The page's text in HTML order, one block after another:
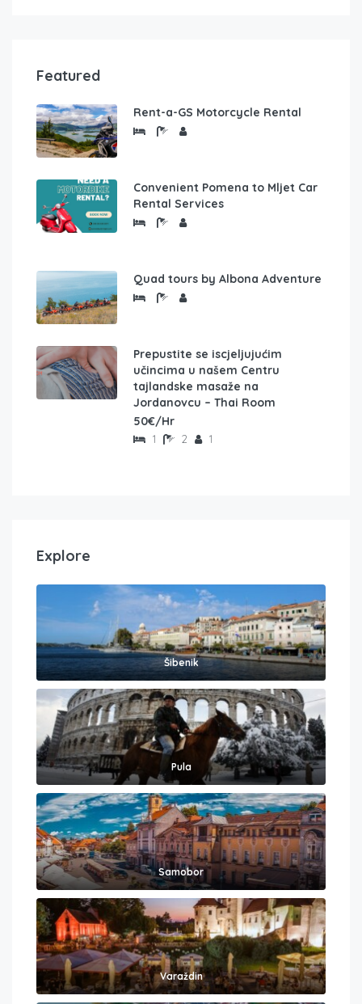
Featured
Rent-a-GS Motorcycle Rental
Convenient Pomena to Mljet Car
Rental Services
Quad tours by Albona Adventure
Prepustite se iscjeljujućim
učincima u našem Centru
tajlandske masaže na
Jordanovcu – Thai Room
50€/Hr
1 2 1
Explore
Šibenik
Pula
Samobor
Varaždin